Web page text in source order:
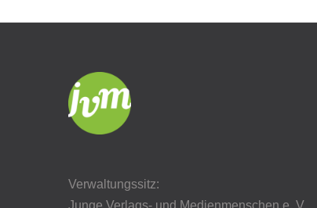
Verwaltungssitz:
Junge Verlags- und Medienmenschen e. V.